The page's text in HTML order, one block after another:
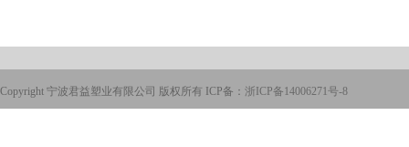
Copyright 宁波君益塑业有限公司 版权所有 ICP备： 浙ICP备14006271号-8